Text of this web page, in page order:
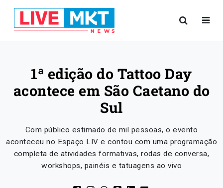
1ª edição do Tattoo Day
acontece em São Caetano do
Sul
Com público estimado de mil pessoas, o evento
aconteceu no Espaço LIV e contou com uma programação
completa de atividades formativas, rodas de conversa,
workshops, painéis e tatuagens ao vivo